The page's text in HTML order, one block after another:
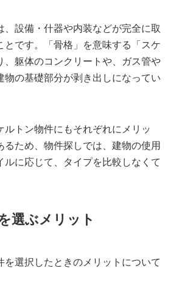
、設備・什器や内装などが完全に取
とです。「骨格」を意味する「スケ
、躯体のコンクリートや、ガス管や
物の基礎部分が剥き出しになってい
ルトン物件にもそれぞれにメリッ
るため、物件探しでは、建物の使用
ルに応じて、タイプを比較しなくて
選ぶメリット
を選択したときのメリットについて